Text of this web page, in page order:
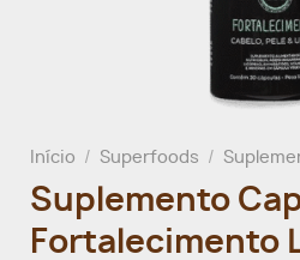
Início / Superfoods /
Suplemento
Fortalecimento